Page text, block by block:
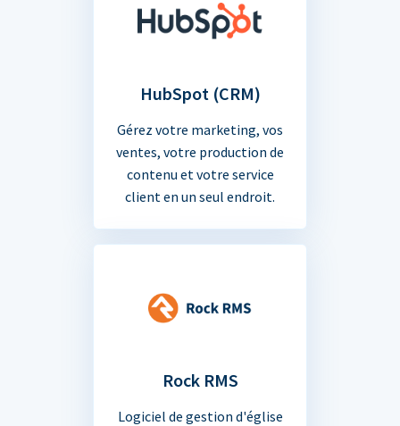
HubSpot (CRM)
Gérez votre marketing, vos
ventes, votre production de
contenu et votre service
client en un seul endroit.
Rock RMS
Logiciel de gestion d'église